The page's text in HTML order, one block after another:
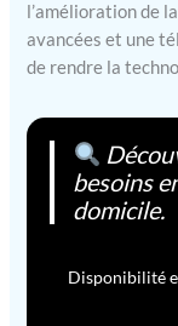
l’amélioration de
avancées et une
de rendre la
besoins
domicile.
Disponibilité